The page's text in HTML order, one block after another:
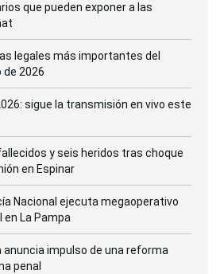
que pueden exponer a las
legales más importantes del
de 2026
sigue la transmisión en vivo este
y seis heridos tras choque
en Espinar
Nacional ejecuta megaoperativo
La Pampa
impulso de una reforma
penal